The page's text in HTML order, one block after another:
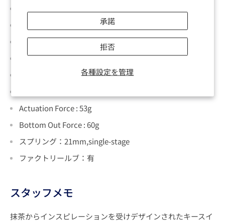
各種設定を管理
承諾
拒否
POM with gold flakes
ボトムハウジング：POM
ステム：LY
Actuation Force :53g
Bottom Out Force : 60g
スプリング： 21mm,single-stage
ファクトリールブ：有
スタッフメモ
抹茶からインスピレーションを受けデザインされたキースイ